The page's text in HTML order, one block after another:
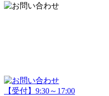
【受付】9:30～17:00